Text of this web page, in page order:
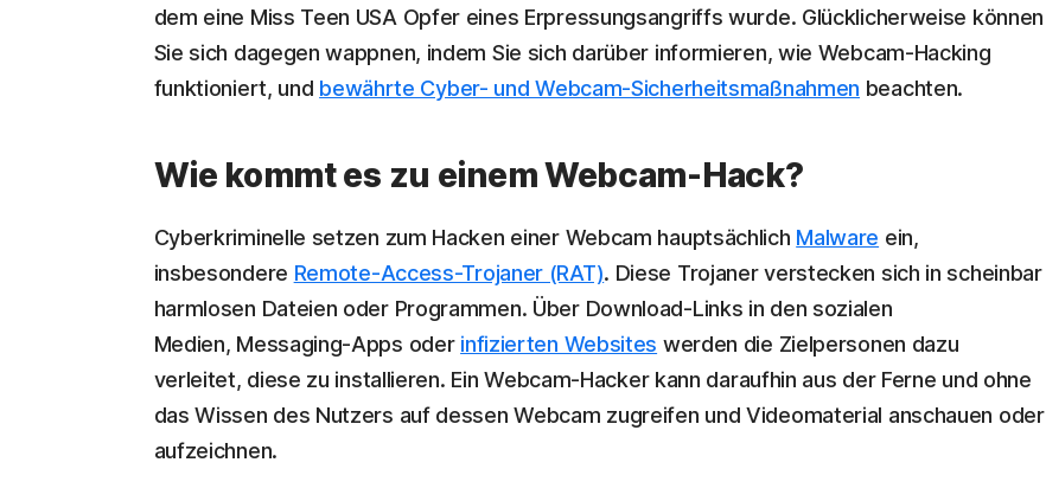
dem eine Miss Teen USA Opfer eines Erpressungsangriffs wurde. Glücklicherweise können
Sie sich dagegen wappnen, indem Sie sich darüber informieren, wie Webcam-Hacking
funktioniert, und bewährte Cyber- und Webcam-Sicherheitsmaßnahmen beachten.
Wie kommt es zu einem Webcam-Hack?
Cyberkriminelle setzen zum Hacken einer Webcam hauptsächlich Malware ein,
insbesondere Remote-Access-Trojaner (RAT). Diese Trojaner verstecken sich in scheinbar
harmlosen Dateien oder Programmen. Über Download-Links in den sozialen
Medien, Messaging-Apps oder infizierten Websites werden die Zielpersonen dazu
verleitet, diese zu installieren. Ein Webcam-Hacker kann daraufhin aus der Ferne und ohne
das Wissen des Nutzers auf dessen Webcam zugreifen und Videomaterial anschauen oder
aufzeichnen.